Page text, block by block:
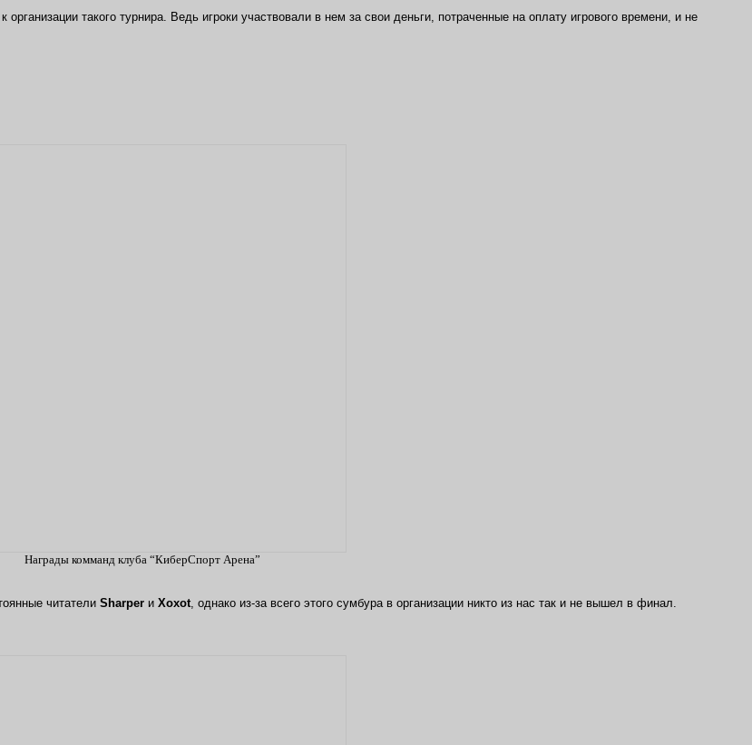
такого турнира. Ведь игроки участвовали в нем за свои деньги, потраченные на оплату игрового времени, и не
Награды комманд клуба “КиберСпорт Арена”
читатели Sharper и Хохоt , однако из-за всего этого сумбура в организации никто из нас так и не вышел в финал.